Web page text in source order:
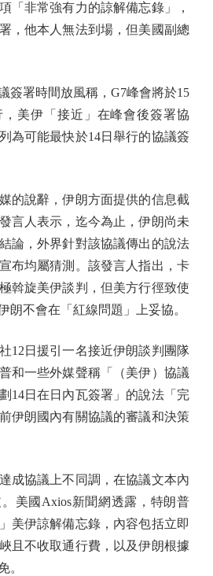
「非常強有力的諒解備忘錄」，
，他本人無法到場，但美國副總
署時間放風稱，G7峰會將於15
，美伊「接近」在峰會後簽署協
為可能最快於14日舉行的協議簽
說辭，伊朗方面提供的信息截
言人表示，迄今為止，伊朗尚未
論，外界針對該協議傳出的說法
布均屬猜測。該發言人指出，卡
斡旋美伊談判，但美方行徑致使
朗不會在「紅線問題」上妥協。
日援引一名接近伊朗談判團隊
和一些外媒聲稱「（美伊）協議
14日在日內瓦簽署」的說法「完
伊朗國內有關協議的審議和決策
協議上不同調，在協議文本內
美國Axios新聞網透露，特朗普
美伊諒解備忘錄，內容包括立即
且不收取通行費，以及伊朗根據
。